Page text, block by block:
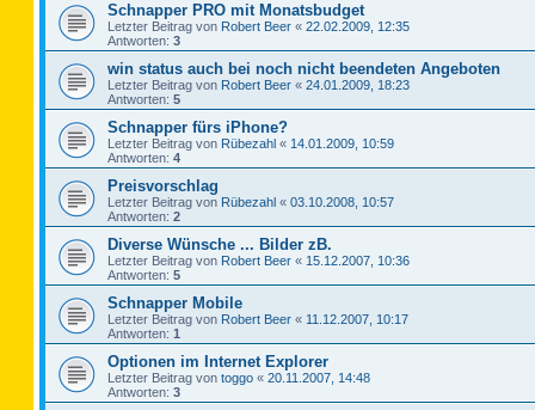
Schnapper PRO mit Monatsbudget
Letzter Beitrag von Robert Beer « 22.02.2009, 12:35
Antworten: 3
win status auch bei noch nicht beendeten Angeboten
Letzter Beitrag von Robert Beer « 24.01.2009, 18:23
Antworten: 5
Schnapper fürs iPhone?
Letzter Beitrag von Rübezahl « 14.01.2009, 10:59
Antworten: 4
Preisvorschlag
Letzter Beitrag von Rübezahl « 03.10.2008, 10:57
Antworten: 2
Diverse Wünsche ... Bilder zB.
Letzter Beitrag von Robert Beer « 15.12.2007, 10:36
Antworten: 5
Schnapper Mobile
Letzter Beitrag von Robert Beer « 11.12.2007, 10:17
Antworten: 1
Optionen im Internet Explorer
Letzter Beitrag von toggo « 20.11.2007, 14:48
Antworten: 3